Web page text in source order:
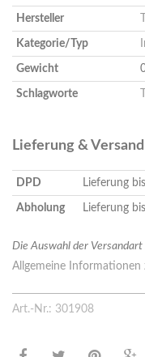
Hersteller
Kategorie/Typ
Gewicht
Schlagworte
Lieferung &
DPD Lieferung
Abholung Lieferung
Die Auswahl der
Allgemeine Informationen
Art.-Nr.: 301908